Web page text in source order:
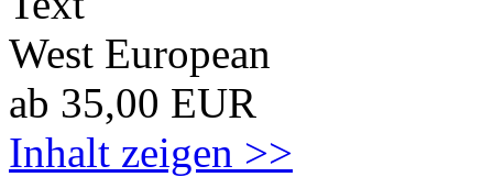
West European
ab 35,00 EUR
Inhalt zeigen >>